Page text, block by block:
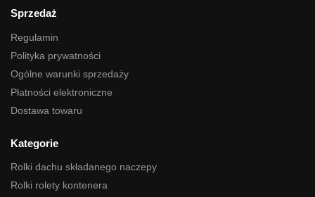
Sprzedaż
Regulamin
Polityka prywatności
Ogólne warunki sprzedaży
Płatności elektroniczne
Dostawa towaru
Kategorie
Rolki dachu składanego naczepy
Rolki rolety kontenera